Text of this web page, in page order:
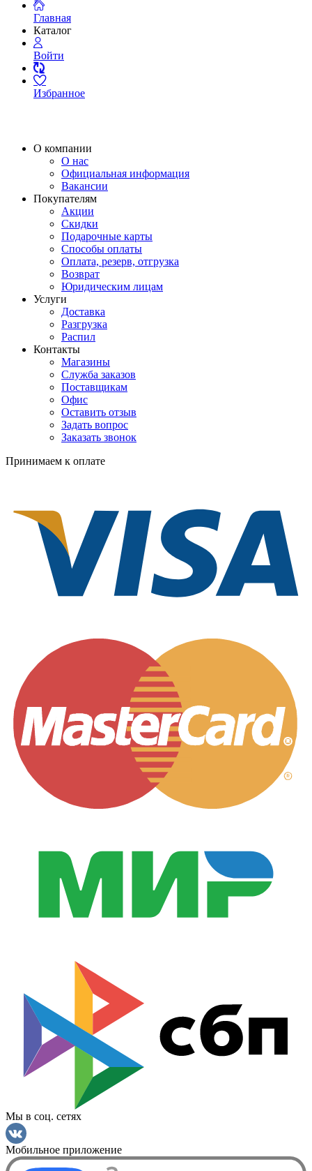
Главная
Каталог
Войти
Избранное
О компании
О нас
Официальная информация
Вакансии
Покупателям
Акции
Скидки
Подарочные карты
Способы оплаты
Оплата, резерв, отгрузка
Возврат
Юридическим лицам
Услуги
Доставка
Разгрузка
Распил
Контакты
Магазины
Служба заказов
Поставщикам
Офис
Оставить отзыв
Задать вопрос
Заказать звонок
Принимаем к оплате
Мы в соц. сетях
Мобильное приложение